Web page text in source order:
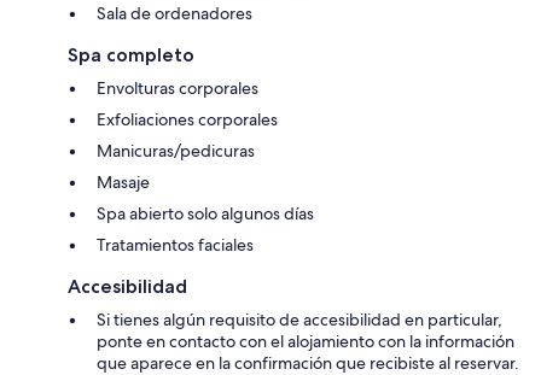
Sala de ordenadores
Spa completo
Envolturas corporales
Exfoliaciones corporales
Manicuras/pedicuras
Masaje
Spa abierto solo algunos días
Tratamientos faciales
Accesibilidad
Si tienes algún requisito de accesibilidad en particular,
ponte en contacto con el alojamiento con la información
que aparece en la confirmación que recibiste al reservar.